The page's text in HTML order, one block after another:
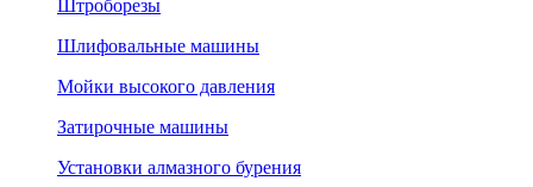
Штроборезы
Шлифовальные машины
Мойки высокого давления
Затирочные машины
Установки алмазного бурения